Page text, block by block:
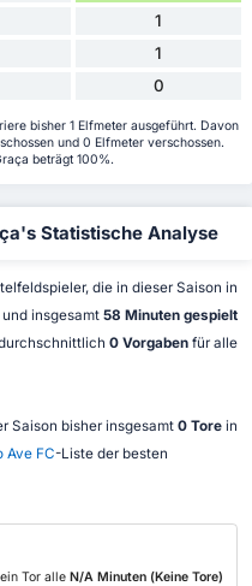
1
1
0
bisher 1 Elfmeter ausgeführt. Davon
und 0 Elfmeter verschossen.
beträgt 100%.
Statistische Analyse
die in dieser Saison in
insgesamt 58 Minuten gespielt
0 Vorgabenfür alle
Saison bisher insgesamt 0 Torein
Ave FC-Liste der besten
Tor alle N/A Minuten (Keine Tore)